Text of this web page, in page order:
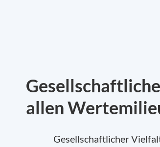
allen
Gesellschaftlicher